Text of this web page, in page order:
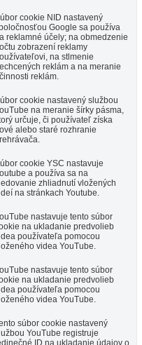
cookie NID nastavený
Google sa používa
reklamné účely; na obmedzenie
zobrazení reklamy
na stlmenie
reklám a na meranie
reklám.
cookie nastavený službou
na meranie šírky pásma,
určuje, či používateľ získa
alebo staré rozhranie
cookie YSC nastavuje
a používa sa na
zhliadnutí vložených
na stránkach Youtube.
nastavuje tento súbor
na ukladanie predvolieb
používateľa pomocou
videa YouTube.
nastavuje tento súbor
na ukladanie predvolieb
používateľa pomocou
videa YouTube.
súbor cookie nastavený
YouTube registruje
ID na ukladanie údajov o